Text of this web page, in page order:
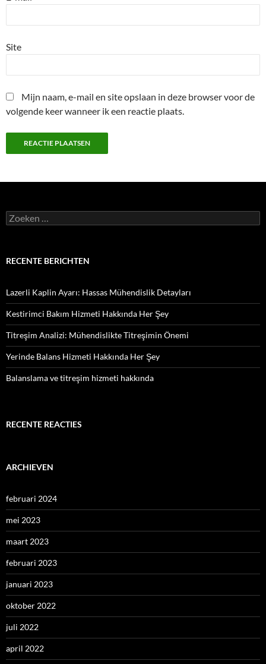
Site
Mijn naam, e-mail en site opslaan in deze browser voor de
volgende keer wanneer ik een reactie plaats.
Zoeken
naar:
RECENTE BERICHTEN
Lazerli Kaplin Ayarı: Hassas Mühendislik Detayları
Kestirimci Bakım Hizmeti Hakkında Her Şey
Titreşim Analizi: Mühendislikte Titreşimin Önemi
Yerinde Balans Hizmeti Hakkında Her Şey
Balanslama ve titreşim hizmeti hakkında
RECENTE REACTIES
ARCHIEVEN
februari 2024
mei 2023
maart 2023
februari 2023
januari 2023
oktober 2022
juli 2022
april 2022